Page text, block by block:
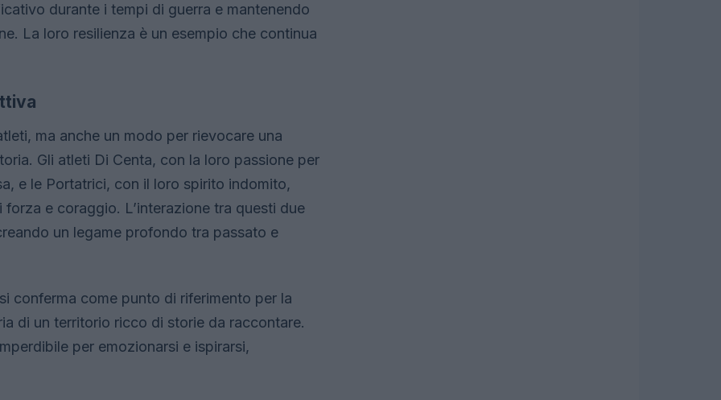
durante i tempi di guerra e mantenendo
La loro resilienza è un esempio che continua
ma anche un modo per rievocare una
Gli atleti Di Centa, con la loro passione per
e le Portatrici, con il loro spirito indomito,
e coraggio. L’interazione tra questi due
un legame profondo tra passato e
conferma come punto di riferimento per la
di un territorio ricco di storie da raccontare.
per emozionarsi e ispirarsi,